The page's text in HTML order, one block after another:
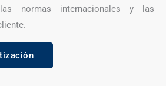
normas internacionales y las